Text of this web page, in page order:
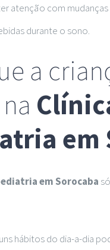
atenção com
durante o sono.
a
em
em Sorocaba
hábitos do dia-a-dia